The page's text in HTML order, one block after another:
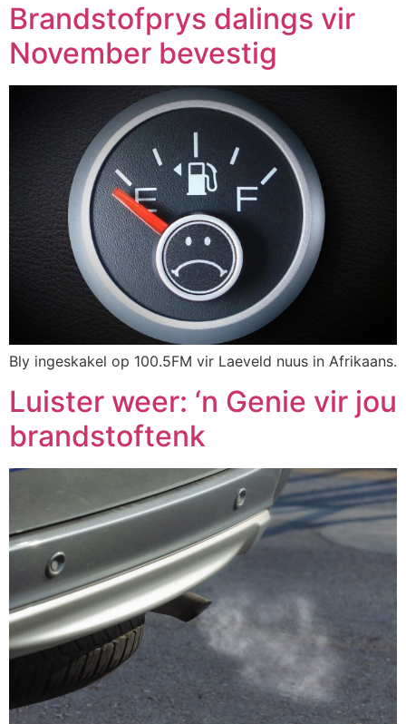
Brandstofprys dalings vir
November bevestig
Bly ingeskakel op 100.5FM vir Laeveld nuus in Afrikaans.
Luister weer: ‘n Genie vir jou
brandstoftenk